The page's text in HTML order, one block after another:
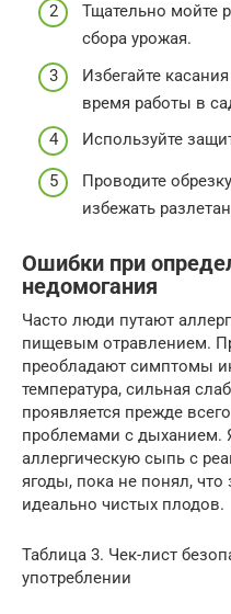
Тщательно мойте
сбора урожая.
Избегайте
время работы в
Используйте
Проводите
избежать
Ошибки при
недомогания
Часто люди путают
пищевым отравлением.
преобладают симптомы
температура, сильная
проявляется прежде
проблемами с дыханием.
аллергическую сыпь с
ягоды, пока не понял, что
идеально чистых плодов.
Таблица 3. Чек-лист
употреблении